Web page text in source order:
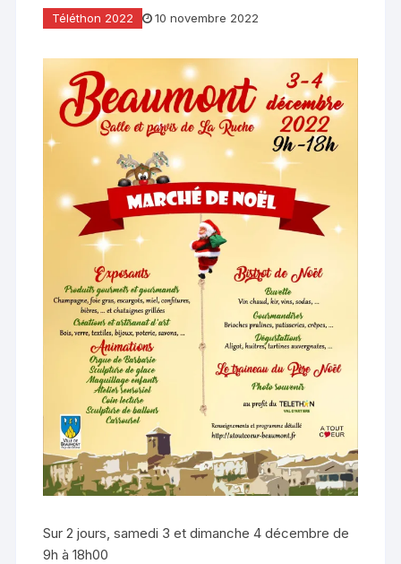
Téléthon 2022 10 novembre 2022
Sur 2 jours, samedi 3 et dimanche 4 décembre de
9h à 18h00